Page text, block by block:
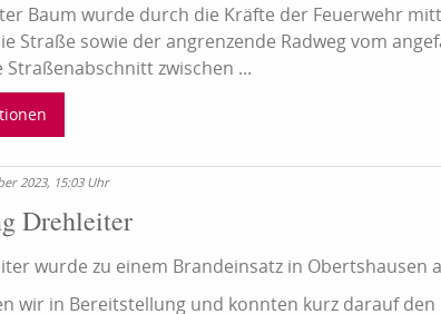
Baum wurde durch die Kräfte der Feuerwehr
Straße sowie der angrenzende Radweg vom
zwischen ...
2023, 15:03 Uhr
Drehleiter
wurde zu einem Brandeinsatz in Obertshausen
wir in Bereitstellung und konnten kurz darauf den